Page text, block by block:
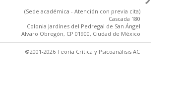
(Sede académica - Atención con previa cita)
Cascada 180
Colonia Jardínes del Pedregal de San Ángel
Alvaro Obregón, CP 01900, Ciudad de México
©2001-2026 Teoría Crítica y Psicoanálisis AC